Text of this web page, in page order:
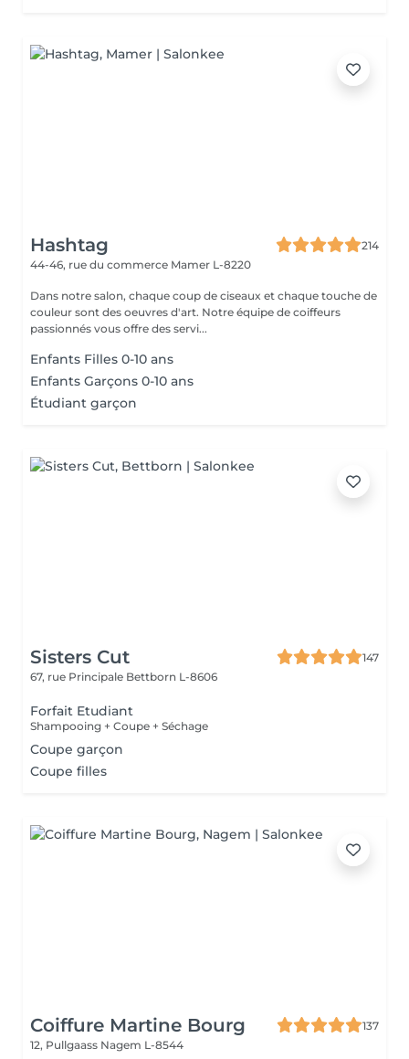
Hashtag
214
44-46, rue du commerce Mamer L-8220
Dans notre salon, chaque coup de ciseaux et chaque touche de
couleur sont des oeuvres d'art. Notre équipe de coiffeurs
passionnés vous offre des servi...
Enfants Filles 0-10 ans
Enfants Garçons 0-10 ans
Étudiant garçon
Sisters Cut
147
67, rue Principale Bettborn L-8606
Forfait Etudiant
Shampooing + Coupe + Séchage
Coupe garçon
Coupe filles
Coiffure Martine Bourg
137
12, Pullgaass Nagem L-8544